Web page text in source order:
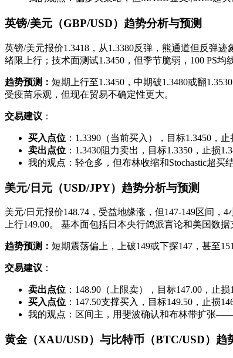
英镑/美元（GBP/USD）趋势分析与预测
英镑/美元报价1.3418，从1.3380反弹，熊通道但反弹
绪限上行；技术面测试1.3450，但季节脆弱，100 PS
趋势预测： 短期上行至1.3450，中期破1.3480或翻
受疫苗乐观，但现在贸易不确定性更大。
交易建议 ：
买入点位 ：1.3390（当前买入），目标1.3450，止
卖出点位 ：1.3430阻力卖出，目标1.3350，止损
我的观点：轻仓多，但布林收缩和Stochastic超
美元/日元（USD/JPY）趋势分析与预测
美元/日元报价148.74，受益地缘涨，但147-149区间
上行149.00。 基本面包括日本央行鸽派言论和美国数据
趋势预测： 短期震荡偏上，上破149或下探147，甚至
交易建议 ：
卖出点位 ：148.90（上限卖），目标147.00，止损
买入点位 ：147.50支撑买入，目标149.50，止损
我的观点：区间主，用斐波确认和布林带扩张
黄金（XAU/USD）与比特币（BTC/USD）趋